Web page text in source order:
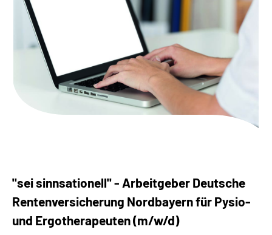
Über uns
Inhalte in Gebärdensprache (DGS)
Leichte Sprache
"sei sinnsationell" - Arbeitgeber Deutsche
Rentenversicherung Nordbayern für Pysio-
und Ergotherapeuten (m/w/d)